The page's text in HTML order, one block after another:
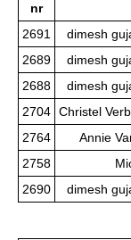
nr
2691
dimesh
2689
dimesh
2688
dimesh
2704 Christel
2764
Annie
2758
2690
dimesh